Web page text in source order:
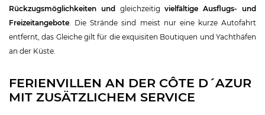
Rückzugsmöglichkeiten und gleichzeitigvielfältige Ausflugs- und
Freizeitangebote. Die Strände sind meist nur eine kurze Autofahrt
entfernt, das Gleiche gilt für die exquisiten Boutiquen und Yachthäfen
an der Küste.
FERIENVILLEN AN DER CÔTE D´AZUR
MIT ZUSÄTZLICHEM SERVICE